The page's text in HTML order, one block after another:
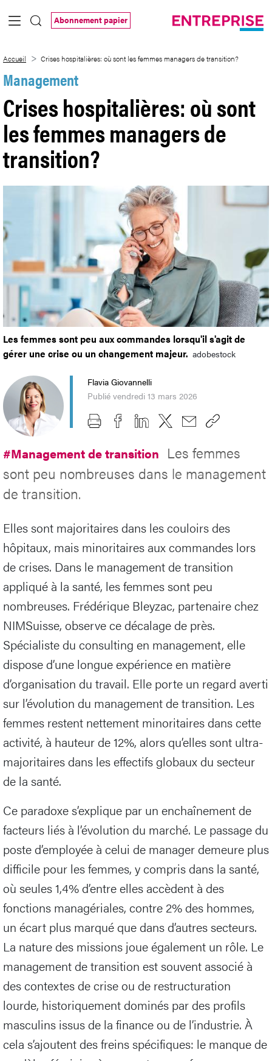
Saut au contenu principal
Abonnement papier
Accueil Crises hospitalières: où sont les femmes managers de transition?
Management
Crises hospitalières: où sont
les femmes managers de
transition?
Les femmes sont peu aux commandes lorsqu'il s'agit de
gérer une crise ou un changement majeur. adobestock
Flavia Giovannelli
Publié vendredi 13 mars 2026
#Management de transition Les femmes
sont peu nombreuses dans le management
de transition.
Elles sont majoritaires dans les couloirs des
hôpitaux, mais minoritaires aux commandes lors
de crises. Dans le management de transition
appliqué à la santé, les femmes sont peu
nombreuses. Frédérique Bleyzac, partenaire chez
NIMSuisse, observe ce décalage de près.
Spécialiste du consulting en management, elle
dispose d’une longue expérience en matière
d’organisation du travail. Elle porte un regard averti
sur l’évolution du management de transition. Les
femmes restent nettement minoritaires dans cette
activité, à hauteur de 12%, alors qu’elles sont ultra-
majoritaires dans les effectifs globaux du secteur
de la santé.
Ce paradoxe s’explique par un enchaînement de
facteurs liés à l’évolution du marché. Le passage du
poste d’employée à celui de manager demeure plus
difficile pour les femmes, y compris dans la santé,
où seules 1,4% d’entre elles accèdent à des
fonctions managériales, contre 2% des hommes,
un écart plus marqué que dans d’autres secteurs.
La nature des missions joue également un rôle. Le
management de transition est souvent associé à
des contextes de crise ou de restructuration
lourde, historiquement dominés par des profils
masculins issus de la finance ou de l’industrie. À
cela s’ajoutent des freins spécifiques: le manque de